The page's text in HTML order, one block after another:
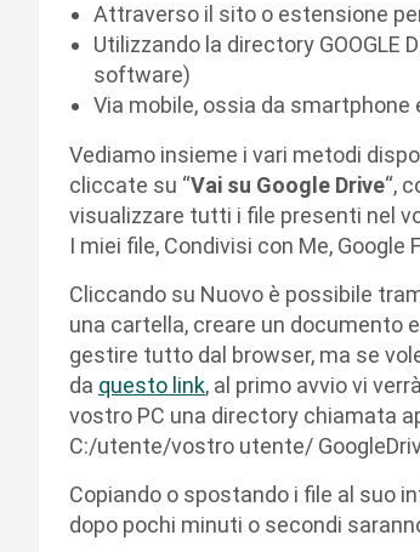
Attraverso il sito o estensione
Utilizzando la directory GOOGLE
software)
Via mobile, ossia da
Vediamo insieme i vari metodi
cliccate su “Vai su Google Drive“,
visualizzare tutti i file presenti nel
I miei file, Condivisi con Me, Google
Cliccando su Nuovo è possibile
una cartella, creare un documento
gestire tutto dal browser, ma se
da questo link, al primo avvio vi
vostro PC una directory chiamata
C:/utente/vostro utente/
Copiando o spostando i file al suo
dopo pochi minuti o secondi